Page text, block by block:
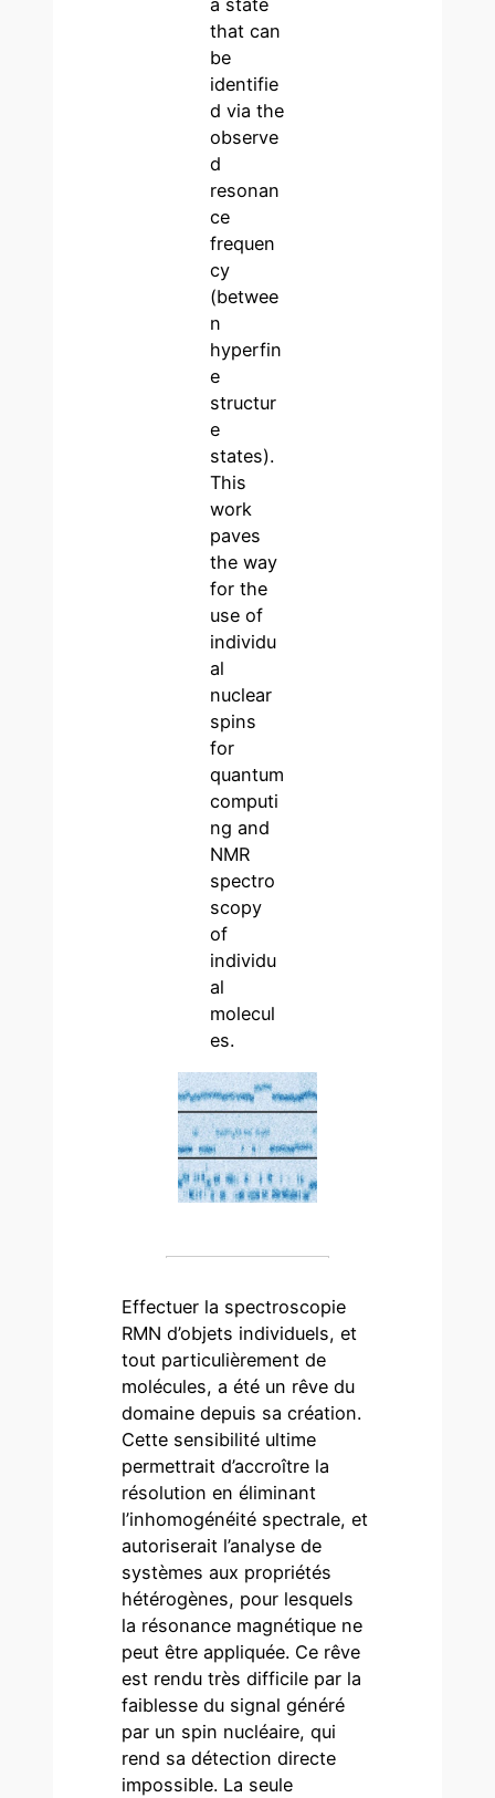
a state
that can
be
identifie
d via the
observe
d
resonan
ce
frequen
cy
(betwee
n
hyperfin
e
structur
e
states).
This
work
paves
the way
for the
use of
individu
al
nuclear
spins
for
quantum
computi
ng and
NMR
spectro
scopy
of
individu
al
molecul
es.
Effectuer la spectroscopie
RMN d’objets individuels, et
tout particulièrement de
molécules, a été un rêve du
domaine depuis sa création.
Cette sensibilité ultime
permettrait d’accroître la
résolution en éliminant
l’inhomogénéité spectrale, et
autoriserait l’analyse de
systèmes aux propriétés
hétérogènes, pour lesquels
la résonance magnétique ne
peut être appliquée. Ce rêve
est rendu très difficile par la
faiblesse du signal généré
par un spin nucléaire, qui
rend sa détection directe
impossible. La seule